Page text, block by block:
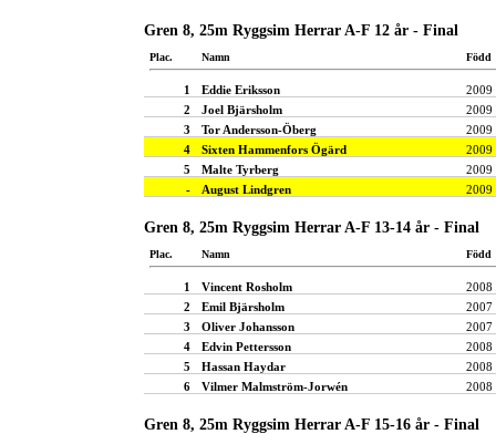
Gren 8, 25m Ryggsim Herrar A-F 12 år - Final
Plac. Namn Född
1 Eddie Eriksson
2009
2
Joel Bjärsholm
2009
3
Tor Andersson-Öberg
2009
4
Sixten Hammenfors Ögärd
2009
5
Malte Tyrberg
2009
-
August Lindgren 2009
Gren 8, 25m Ryggsim Herrar A-F 13-14 år - Final
Plac. Namn Född
1 Vincent Rosholm
2008
2
Emil Bjärsholm
2007
3
Oliver Johansson
2007
4
Edvin Pettersson
2008
5
Hassan Haydar
2008
6
Vilmer Malmström-Jorwén 2008
Gren 8, 25m Ryggsim Herrar A-F 15-16 år - Final